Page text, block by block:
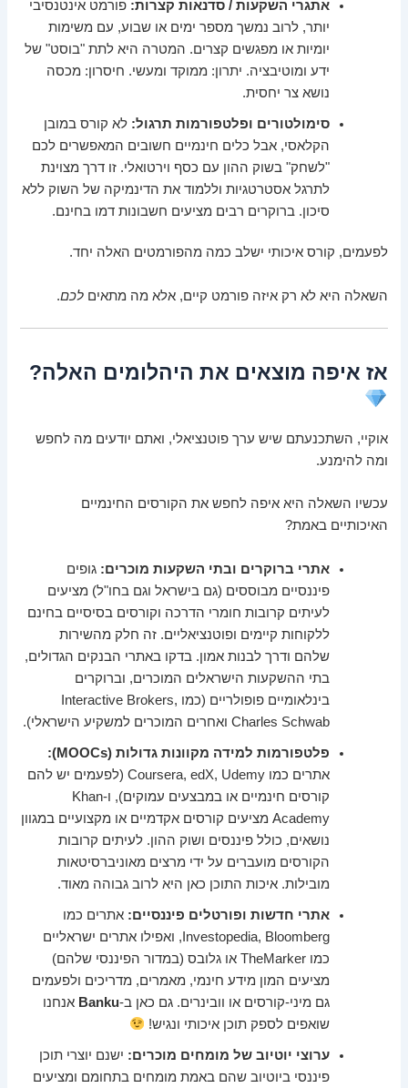
אתגרי השקעות / סדנאות קצרות: פורמט אינטנסיבי
יותר, לרוב נמשך מספר ימים או שבוע, עם משימות
יומיות או מפגשים קצרים. המטרה היא לתת "בוסט" של
ידע ומוטיבציה. יתרון: ממוקד ומעשי. חיסרון: מכסה
נושא צר יחסית.
סימולטורים ופלטפורמות תרגול: לא קורס במובן
הקלאסי, אבל כלים חינמיים חשובים המאפשרים לכם
"לשחק" בשוק ההון עם כסף וירטואלי. זו דרך מצוינת
לתרגל אסטרטגיות וללמוד את הדינמיקה של השוק ללא
סיכון. ברוקרים רבים מציעים חשבונות דמו בחינם.
לפעמים, קורס איכותי ישלב כמה מהפורמטים האלה יחד.
השאלה היא לא רק איזה פורמט קיים, אלא מה מתאיםלכם.
אז איפה מוצאים את היהלומים האלה?
אוקיי, השתכנעתם שיש ערך פוטנציאלי, ואתם יודעים מה לחפש
ומה להימנע.
עכשיו השאלה היא איפה לחפש את הקורסים החינמיים
האיכותיים באמת?
אתרי ברוקרים ובתי השקעות מוכרים: גופים
פיננסיים מבוססים (גם בישראל וגם בחו"ל) מציעים
לעיתים קרובות חומרי הדרכה וקורסים בסיסיים בחינם
ללקוחות קיימים ופוטנציאליים. זה חלק מהשירות
שלהם ודרך לבנות אמון. בדקו באתרי הבנקים הגדולים,
בתי ההשקעות הישראלים המוכרים, וברוקרים
בינלאומיים פופולריים (כמו Interactive Brokers,
Charles Schwab ואחרים המוכרים למשקיע הישראלי).
פלטפורמות למידה מקוונות גדולות (MOOCs):
אתרים כמו Coursera, edX, Udemy (לפעמים יש להם
קורסים חינמיים או במבצעים עמוקים), ו-Khan
Academy מציעים קורסים אקדמיים או מקצועיים במגוון
נושאים, כולל פיננסים ושוק ההון. לעיתים קרובות
הקורסים מועברים על ידי מרצים מאוניברסיטאות
מובילות. איכות התוכן כאן היא לרוב גבוהה מאוד.
אתרי חדשות ופורטלים פיננסיים: אתרים כמו
Investopedia, Bloomberg, ואפילו אתרים ישראליים
כמו TheMarker או גלובס (במדור הפיננסי שלהם)
מציעים המון מידע חינמי, מאמרים, מדריכים ולפעמים
גם מיני-קורסים או וובינרים. גם כאן ב-Banku אנחנו
שואפים לספק תוכן איכותי ונגיש!
ערוצי יוטיוב של מומחים מוכרים: ישנם יוצרי תוכן
פיננסי ביוטיוב שהם באמת מומחים בתחומם ומציעים